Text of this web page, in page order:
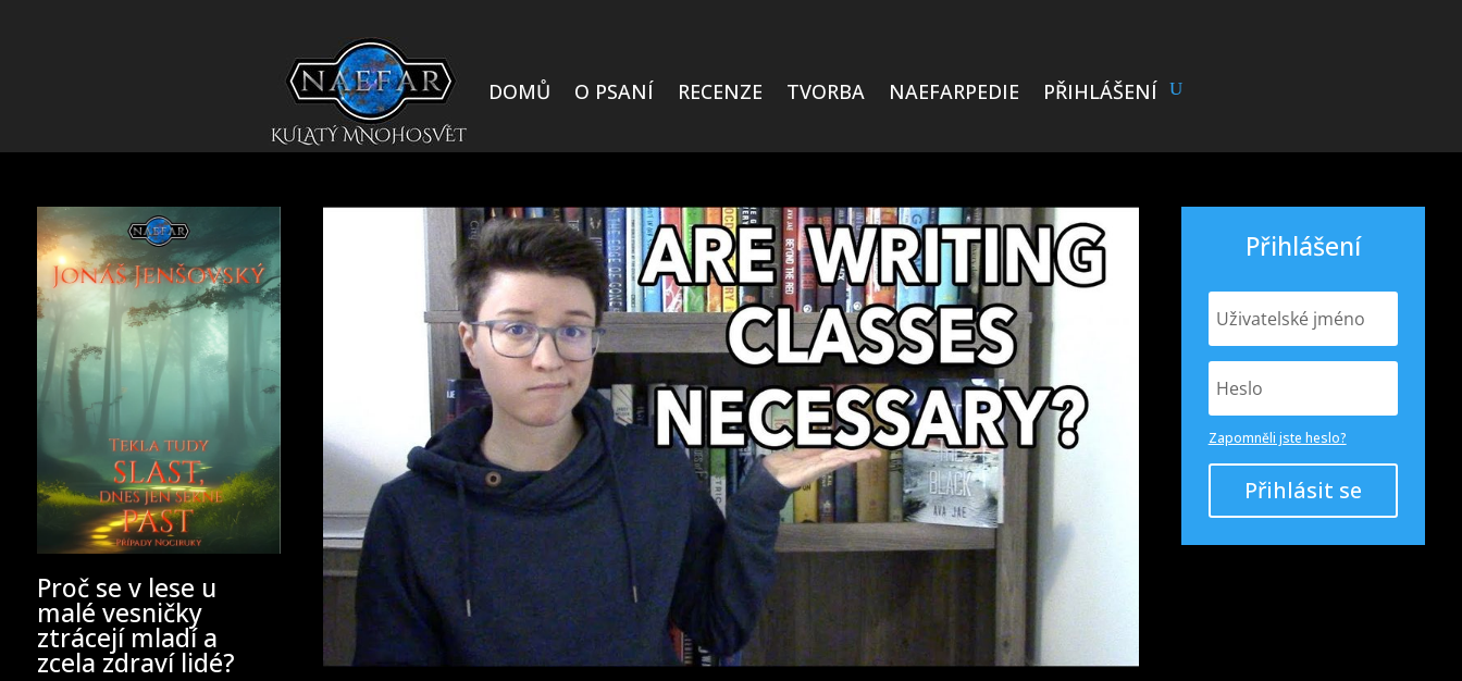
DOMŮ O PSANÍ RECENZE TVORBA NAEFARPEDIE PŘIHLÁŠENÍ
Proč se v lese u
malé vesničky
ztrácejí mladí a
zcela zdraví lidé?
Přihlášení
Zapomněli jste heslo?
Přihlásit se